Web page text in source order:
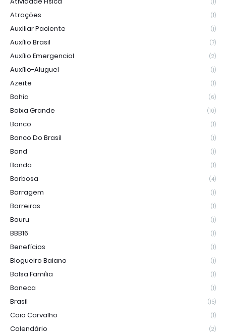
(1)
Atrações (1)
Auxiliar Paciente (1)
Auxílio Brasil (7)
Auxílio Emergencial (2)
Auxílio-Aluguel (1)
Azeite (1)
Bahia (6)
Baixa Grande (10)
Banco (1)
Banco Do Brasil (1)
Band (1)
Banda (1)
Barbosa (4)
Barragem (1)
Barreiras (1)
Bauru (1)
BBB16 (1)
Benefícios (1)
Blogueiro Baiano (1)
Bolsa Família (1)
Boneca (1)
Brasil (15)
Caio Carvalho (1)
Calendário (2)